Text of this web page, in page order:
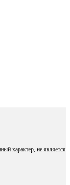
характер, не является